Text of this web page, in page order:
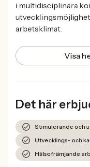
i multidisciplinära
arbetsklimat.
Visa
Det här
Stimulerande och
Utvecklings- och